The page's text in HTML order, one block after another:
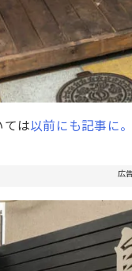
ては以前にも記事に
広